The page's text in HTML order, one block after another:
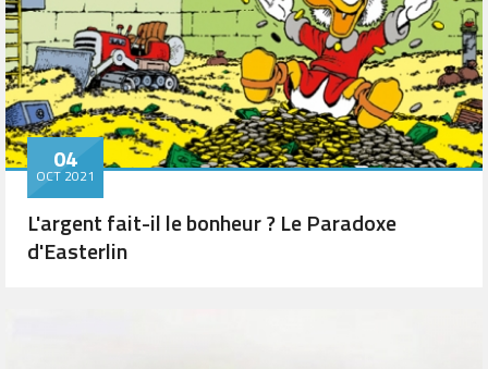
04
OCT 2021
L'argent fait-il le bonheur ? Le Paradoxe
d'Easterlin